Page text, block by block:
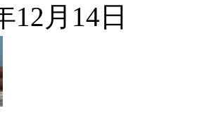
12月14日